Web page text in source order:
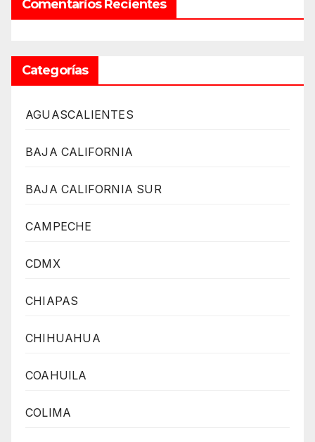
Comentarios Recientes
Categorías
AGUASCALIENTES
BAJA CALIFORNIA
BAJA CALIFORNIA SUR
CAMPECHE
CDMX
CHIAPAS
CHIHUAHUA
COAHUILA
COLIMA